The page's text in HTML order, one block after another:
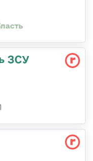
ЗСУ